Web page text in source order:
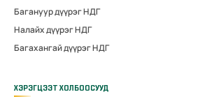
Багануур дүүрэг НДГ
Налайх дүүрэг НДГ
Багахангай дүүрэг НДГ
ХЭРЭГЦЭЭТ ХОЛБООСУУД